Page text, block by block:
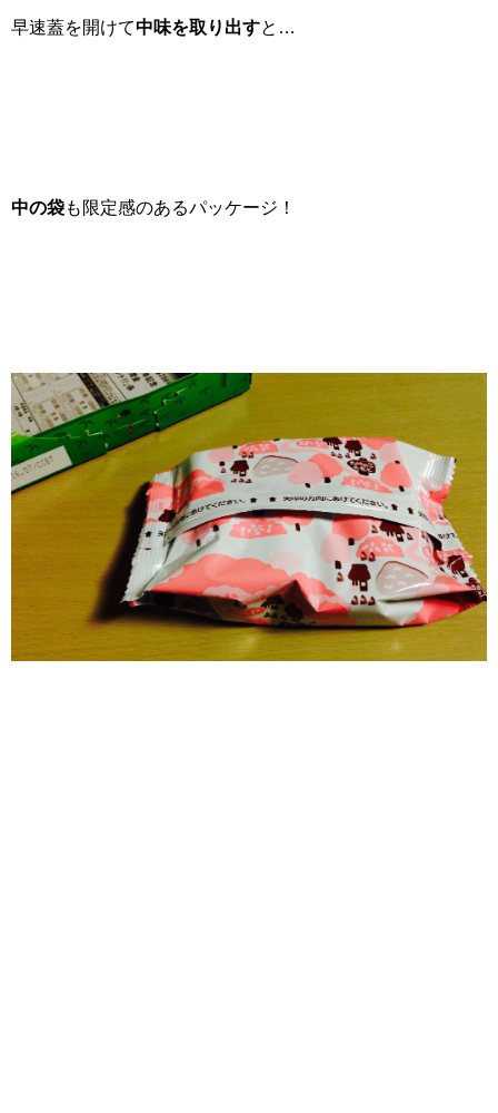
早速蓋を開けて中味を取り出すと…
中の袋も限定感のあるパッケージ！